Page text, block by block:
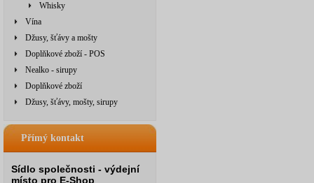
Whisky
Vína
Džusy, šťávy a mošty
Doplňkové zboží - POS
Nealko - sirupy
Doplňkové zboží
Džusy, šťávy, mošty, sirupy
Přímý kontakt
Sídlo společnosti - výdejní
místo pro E-Shop